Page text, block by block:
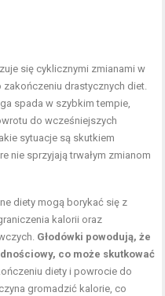
się cyklicznymi zmianami w
zakończeniu drastycznych diet.
spada w szybkim tempie,
do wcześniejszych
sytuacje są skutkiem
nie sprzyjają trwałym zmianom
diety mogą borykać się z
kalorii oraz
Głodówki powodują, że
co może skutkować
diety i powrocie do
gromadzić kalorie, co